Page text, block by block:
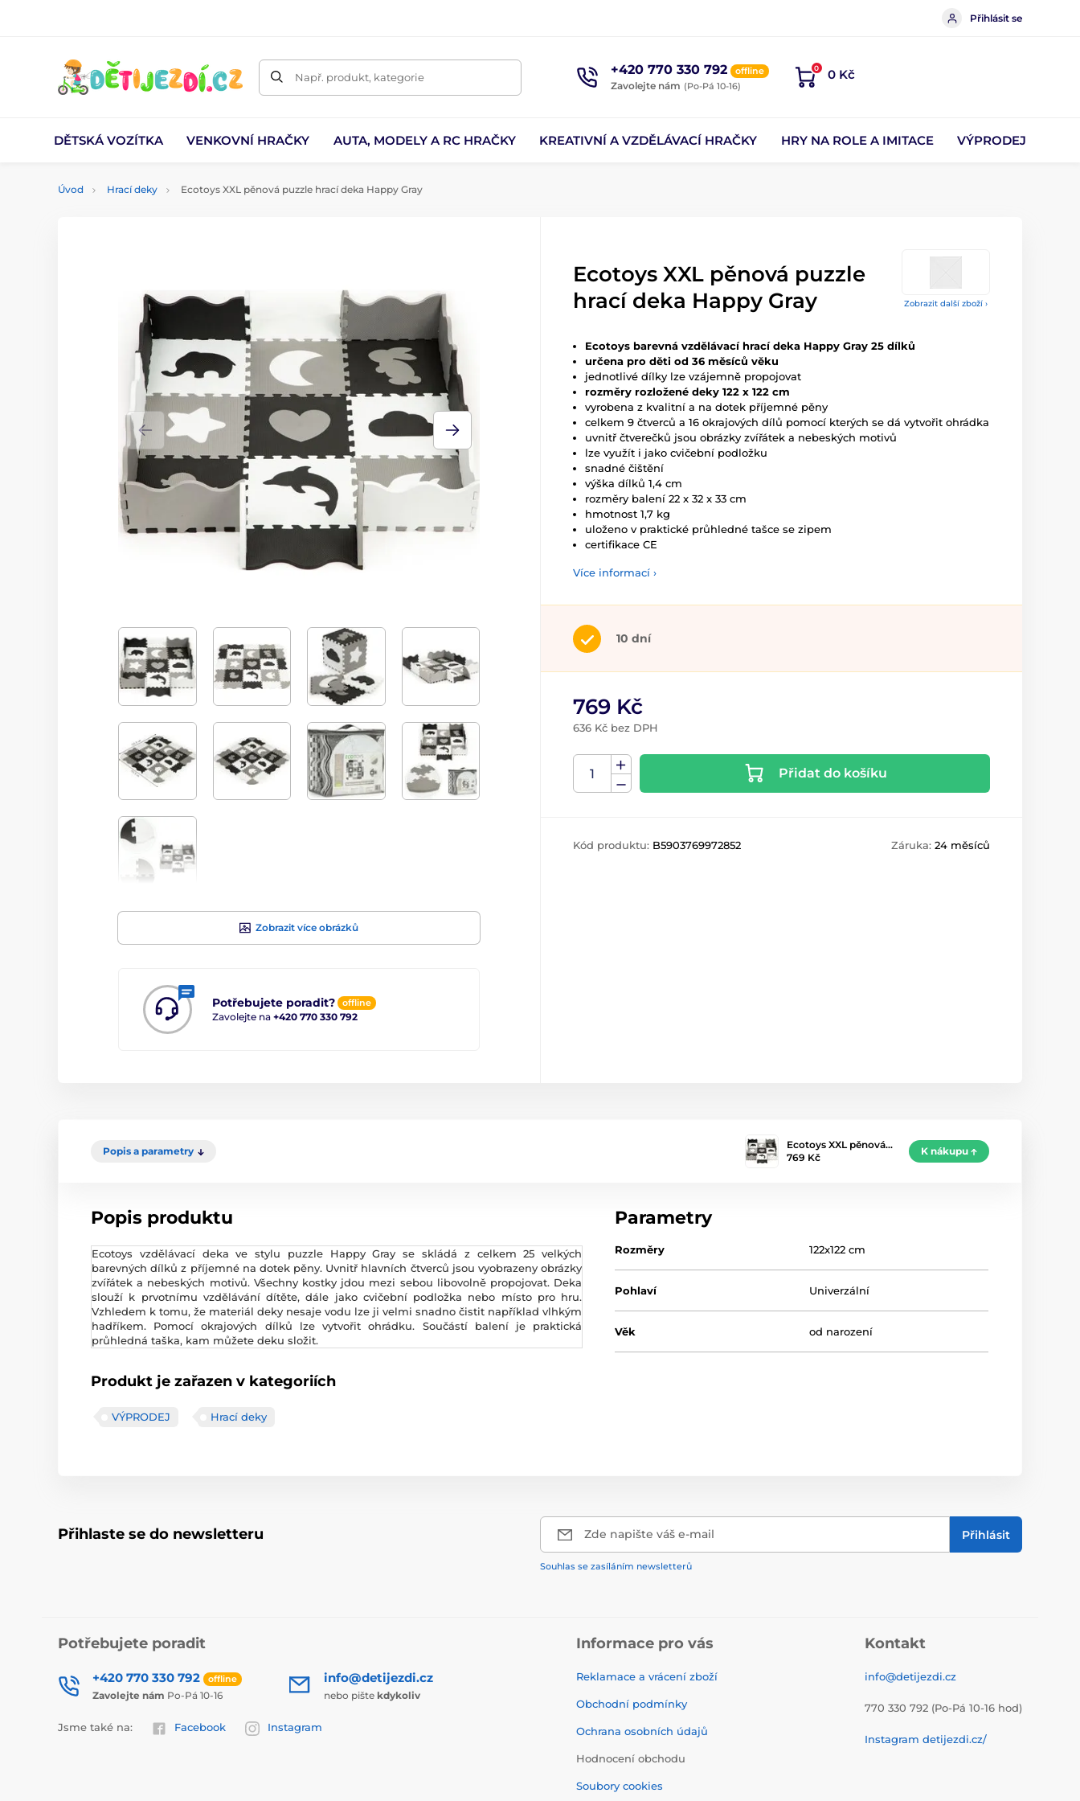
Přihlásit se
Např. produkt, kategorie +420 770 330 792 offline
Zavolejte nám (Po-Pá 10-16)
0 0 Kč
DĚTSKÁ VOZÍTKA VENKOVNÍ HRAČKY AUTA, MODELY A RC HRAČKY KREATIVNÍ A VZDĚLÁVACÍ HRAČKY HRY NA ROLE A IMITACE VÝPRODEJ
Úvod Hrací deky Ecotoys XXL pěnová puzzle hrací deka Happy Gray
Zobrazit další zboží ›
Zobrazit více obrázků
Potřebujete poradit? offline
Zavolejte na +420 770 330 792
Ecotoys XXL pěnová puzzle
hrací deka Happy Gray
Ecotoys barevná vzdělávací hrací deka Happy Gray 25 dílků
určena pro děti od 36 měsíců věku
jednotlivé dílky lze vzájemně propojovat
rozměry rozložené deky 122 x 122 cm
vyrobena z kvalitní a na dotek příjemné pěny
celkem 9 čtverců a 16 okrajových dílů pomocí kterých se dá vytvořit ohrádka
uvnitř čtverečků jsou obrázky zvířátek a nebeských motivů
lze využít i jako cvičební podložku
snadné čištění
výška dílků 1,4 cm
rozměry balení 22 x 32 x 33 cm
hmotnost 1,7 kg
uloženo v praktické průhledné tašce se zipem
certifikace CE
Více informací ›
10 dní
769 Kč
636 Kč bez DPH
Přidat do košíku
Kód produktu: B5903769972852 Záruka: 24 měsíců
Popis a parametry
Ecotoys XXL pěnová…
769 Kč
K nákupu
Popis produktu
Ecotoys vzdělávací deka ve stylu puzzle Happy Gray se skládá z celkem 25 velkých
barevných dílků z příjemné na dotek pěny. Uvnitř hlavních čtverců jsou vyobrazeny obrázky
zvířátek a nebeských motivů. Všechny kostky jdou mezi sebou libovolně propojovat. Deka
slouží k prvotnímu vzdělávání dítěte, dále jako cvičební podložka nebo místo pro hru.
Vzhledem k tomu, že materiál deky nesaje vodu lze ji velmi snadno čistit například vlhkým
hadříkem. Pomocí okrajových dílků lze vytvořit ohrádku. Součástí balení je praktická
průhledná taška, kam můžete deku složit.
Produkt je zařazen v kategoriích
VÝPRODEJ Hrací deky
Parametry
Rozměry 122x122 cm
Pohlaví Univerzální
Věk od narození
Přihlaste se do newsletteru Zde napište váš e-mail Přihlásit
Souhlas se zasíláním newsletterů
Potřebujete poradit
+420 770 330 792 offline
Zavolejte nám Po-Pá 10-16
info@detijezdi.cz
nebo pište kdykoliv
Jsme také na: Facebook Instagram
Informace pro vás
Reklamace a vrácení zboží
Obchodní podmínky
Ochrana osobních údajů
Hodnocení obchodu
Soubory cookies
Kontakt
info@detijezdi.cz
770 330 792 (Po-Pá 10-16 hod)
Instagram detijezdi.cz/